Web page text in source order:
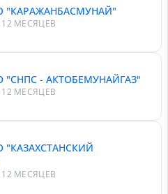
"КАРАЖАНБАСМУНАЙ"
МЕСЯЦЕВ
- АКТОБЕМУНАЙГАЗ"
МЕСЯЦЕВ
МЕСЯЦЕВ